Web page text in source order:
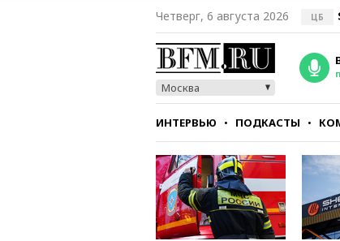
Четверг, 6 августа 2026 ЦБ
Москва
ИНТЕРВЬЮ ПОДКАСТЫ
СТИЛЬ ТЕСТЫ